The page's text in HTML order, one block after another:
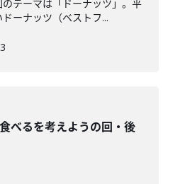
テーマは「ドーナッツ」。平
ーナッツ（ベストフ...
べるを考えようの回・後